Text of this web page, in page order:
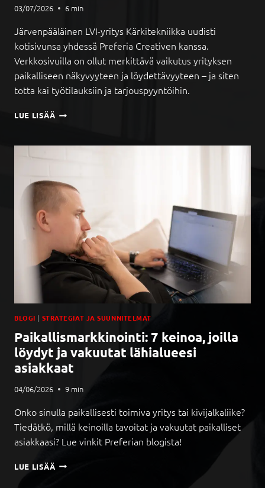
03/07/2026 6 min
Järvenpääläinen LVI-yritys Kärkitekniikka uudisti
kotisivunsa yhdessä Preferia Creativen kanssa.
Verkkosivuilla on ollut merkittävä vaikutus yrityksen
paikalliseen näkyvyyteen ja löydettävyyteen – ja siten
totta kai työtilauksiin ja tarjouspyyntöihin.
LUE LISÄÄ
E
O
U
-
T
U
S
K
M
N
K
R
BLOGI | STRATEGIAT JA SUUNNITELMAT
Paikallismarkkinointi: 7 keinoa, joilla
löydyt ja vakuutat lähialueesi
asiakkaat
04/06/2026 9 min
Onko sinulla paikallisesti toimiva yritys tai kivijalkaliike?
Tiedätkö, millä keinoilla tavoitat ja vakuutat paikalliset
asiakkaasi? Lue vinkit Preferian blogista!
LUE LISÄÄ P